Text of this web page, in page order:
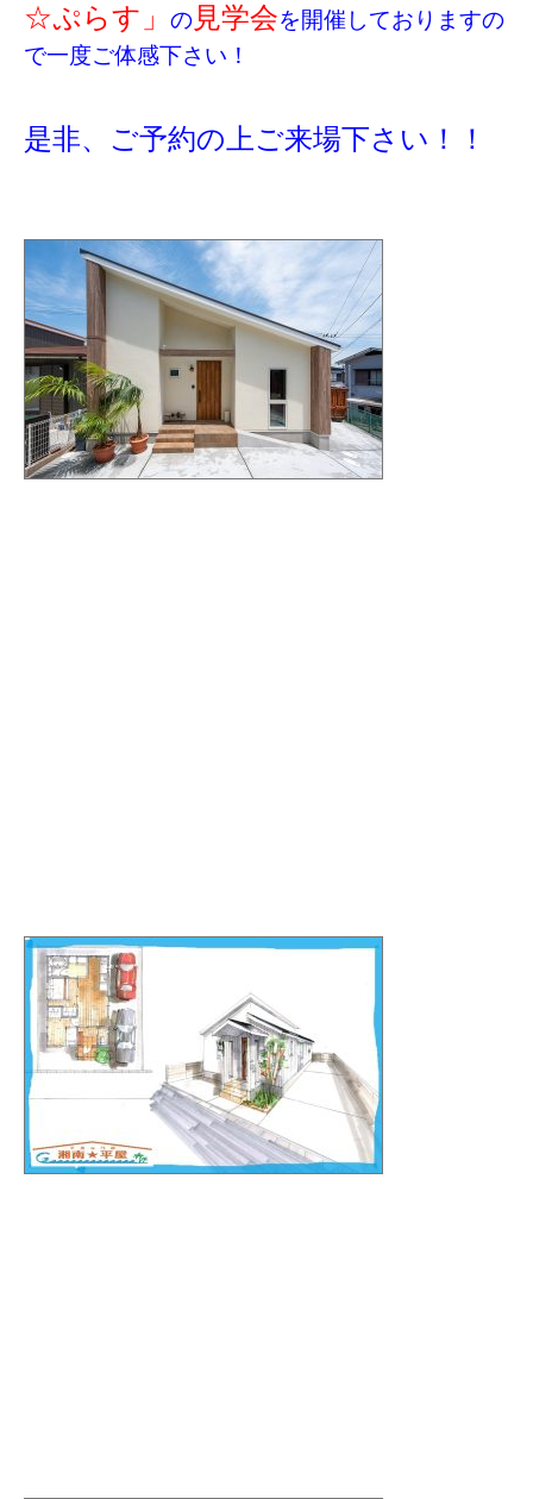
☆ぷらす」
の 見学会を開催しておりますの
で一度ご体感下さい！
是非、ご予約の上ご来場下さい！！